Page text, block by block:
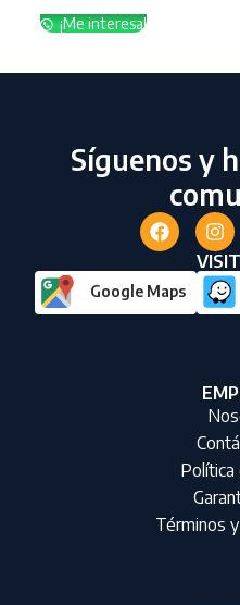
¡Me interesa!
Síguenos y
Google Maps
Términos